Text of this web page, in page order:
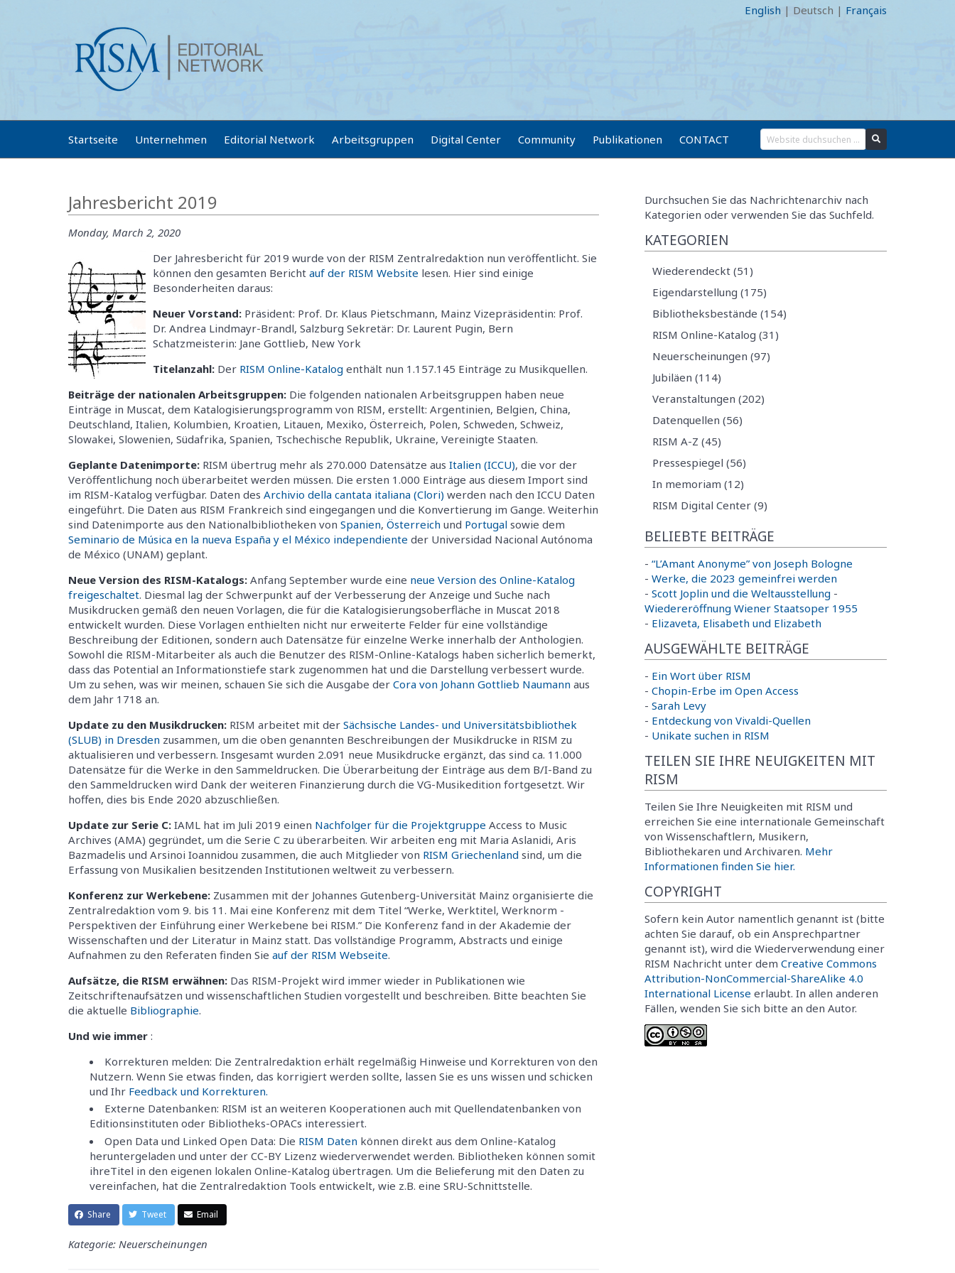
English | Deutsch | Français
Startseite Unternehmen Editorial Network Arbeitsgruppen Digital Center Community Publikationen CONTACT
Jahresbericht 2019
Monday, March 2, 2020
Der Jahresbericht für 2019 wurde von der RISM Zentralredaktion nun veröffentlicht. Sie
können den gesamten Bericht auf der RISM Website lesen. Hier sind einige
Besonderheiten daraus:
Neuer Vorstand: Präsident: Prof. Dr. Klaus Pietschmann, Mainz Vizepräsidentin: Prof.
Dr. Andrea Lindmayr-Brandl, Salzburg Sekretär: Dr. Laurent Pugin, Bern
Schatzmeisterin: Jane Gottlieb, New York
Titelanzahl: Der RISM Online-Katalog enthält nun 1.157.145 Einträge zu Musikquellen.
Beiträge der nationalen Arbeitsgruppen: Die folgenden nationalen Arbeitsgruppen haben neue
Einträge in Muscat, dem Katalogisierungsprogramm von RISM, erstellt: Argentinien, Belgien, China,
Deutschland, Italien, Kolumbien, Kroatien, Litauen, Mexiko, Österreich, Polen, Schweden, Schweiz,
Slowakei, Slowenien, Südafrika, Spanien, Tschechische Republik, Ukraine, Vereinigte Staaten.
Geplante Datenimporte: RISM übertrug mehr als 270.000 Datensätze aus Italien (ICCU), die vor der
Veröffentlichung noch überarbeitet werden müssen. Die ersten 1.000 Einträge aus diesem Import sind
im RISM-Katalog verfügbar. Daten des Archivio della cantata italiana (Clori) werden nach den ICCU Daten
eingeführt. Die Daten aus RISM Frankreich sind eingegangen und die Konvertierung im Gange. Weiterhin
sind Datenimporte aus den Nationalbibliotheken von Spanien, Österreich und Portugal sowie dem
Seminario de Música en la nueva España y el México independiente der Universidad Nacional Autónoma
de México (UNAM) geplant.
Neue Version des RISM-Katalogs: Anfang September wurde eine neue Version des Online-Katalog
freigeschaltet. Diesmal lag der Schwerpunkt auf der Verbesserung der Anzeige und Suche nach
Musikdrucken gemäß den neuen Vorlagen, die für die Katalogisierungsoberfläche in Muscat 2018
entwickelt wurden. Diese Vorlagen enthielten nicht nur erweiterte Felder für eine vollständige
Beschreibung der Editionen, sondern auch Datensätze für einzelne Werke innerhalb der Anthologien.
Sowohl die RISM-Mitarbeiter als auch die Benutzer des RISM-Online-Katalogs haben sicherlich bemerkt,
dass das Potential an Informationstiefe stark zugenommen hat und die Darstellung verbessert wurde.
Um zu sehen, was wir meinen, schauen Sie sich die Ausgabe der Cora von Johann Gottlieb Naumann aus
dem Jahr 1718 an.
Update zu den Musikdrucken: RISM arbeitet mit der Sächsische Landes- und Universitätsbibliothek
(SLUB) in Dresden zusammen, um die oben genannten Beschreibungen der Musikdrucke in RISM zu
aktualisieren und verbessern. Insgesamt wurden 2.091 neue Musikdrucke ergänzt, das sind ca. 11.000
Datensätze für die Werke in den Sammeldrucken. Die Überarbeitung der Einträge aus dem B/I-Band zu
den Sammeldrucken wird Dank der weiteren Finanzierung durch die VG-Musikedition fortgesetzt. Wir
hoffen, dies bis Ende 2020 abzuschließen.
Update zur Serie C: IAML hat im Juli 2019 einen Nachfolger für die Projektgruppe Access to Music
Archives (AMA) gegründet, um die Serie C zu überarbeiten. Wir arbeiten eng mit Maria Aslanidi, Aris
Bazmadelis und Arsinoi Ioannidou zusammen, die auch Mitglieder von RISM Griechenland sind, um die
Erfassung von Musikalien besitzenden Institutionen weltweit zu verbessern.
Konferenz zur Werkebene: Zusammen mit der Johannes Gutenberg-Universität Mainz organisierte die
Zentralredaktion vom 9. bis 11. Mai eine Konferenz mit dem Titel “Werke, Werktitel, Werknorm -
Perspektiven der Einführung einer Werkebene bei RISM.” Die Konferenz fand in der Akademie der
Wissenschaften und der Literatur in Mainz statt. Das vollständige Programm, Abstracts und einige
Aufnahmen zu den Referaten finden Sie auf der RISM Webseite.
Aufsätze, die RISM erwähnen: Das RISM-Projekt wird immer wieder in Publikationen wie
Zeitschriftenaufsätzen und wissenschaftlichen Studien vorgestellt und beschreiben. Bitte beachten Sie
die aktuelle Bibliographie.
Und wie immer :
Korrekturen melden: Die Zentralredaktion erhält regelmäßig Hinweise und Korrekturen von den
Nutzern. Wenn Sie etwas finden, das korrigiert werden sollte, lassen Sie es uns wissen und schicken
und Ihr Feedback und Korrekturen.
Externe Datenbanken: RISM ist an weiteren Kooperationen auch mit Quellendatenbanken von
Editionsinsti­tuten oder Bibliotheks-OPACs interessiert.
Open Data und Linked Open Data: Die RISM Daten können direkt aus dem Online-Katalog
heruntergeladen und unter der CC-BY Lizenz wiederverwendet werden. Bibliotheken können somit
ihreTitel in den eigenen lokalen Online-Katalog übertragen. Um die Belieferung mit den Daten zu
vereinfachen, hat die Zentralredaktion Tools entwickelt, wie z.B. eine SRU-Schnittstelle.
Share Tweet Email
Kategorie: Neuerscheinungen
Durchsuchen Sie das Nachrichtenarchiv nach
Kategorien oder verwenden Sie das Suchfeld.
KATEGORIEN
Wiederendeckt (51)
Eigendarstellung (175)
Bibliotheksbestände (154)
RISM Online-Katalog (31)
Neuerscheinungen (97)
Jubiläen (114)
Veranstaltungen (202)
Datenquellen (56)
RISM A-Z (45)
Pressespiegel (56)
In memoriam (12)
RISM Digital Center (9)
BELIEBTE BEITRÄGE
- “L’Amant Anonyme” von Joseph Bologne
- Werke, die 2023 gemeinfrei werden
- Scott Joplin und die Weltausstellung -
Wiedereröffnung Wiener Staatsoper 1955
- Elizaveta, Elisabeth und Elizabeth
AUSGEWÄHLTE BEITRÄGE
- Ein Wort über RISM
- Chopin-Erbe im Open Access
- Sarah Levy
- Entdeckung von Vivaldi-Quellen
- Unikate suchen in RISM
TEILEN SIE IHRE NEUIGKEITEN MIT
RISM
Teilen Sie Ihre Neuigkeiten mit RISM und
erreichen Sie eine internationale Gemeinschaft
von Wissenschaftlern, Musikern,
Bibliothekaren und Archivaren. Mehr
Informationen finden Sie hier.
COPYRIGHT
Sofern kein Autor namentlich genannt ist (bitte
achten Sie darauf, ob ein Ansprechpartner
genannt ist), wird die Wiederverwendung einer
RISM Nachricht unter dem Creative Commons
Attribution-NonCommercial-ShareAlike 4.0
International License erlaubt. In allen anderen
Fällen, wenden Sie sich bitte an den Autor.